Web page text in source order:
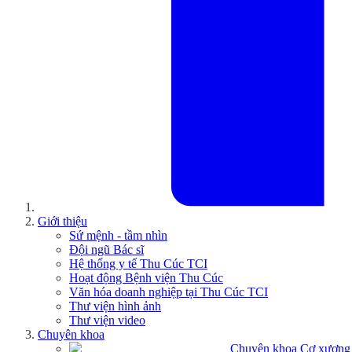
Giới thiệu
Sứ mệnh - tầm nhìn
Đội ngũ Bác sĩ
Hệ thống y tế Thu Cúc TCI
Hoạt động Bệnh viện Thu Cúc
Văn hóa doanh nghiệp tại Thu Cúc TCI
Thư viện hình ảnh
Thư viện video
Chuyên khoa
Chuyên khoa Cơ